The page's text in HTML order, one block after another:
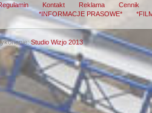
Kontakt Reklama
Cennik
*INFORMACJE PRASOWE*
Studio Wizjo 2013